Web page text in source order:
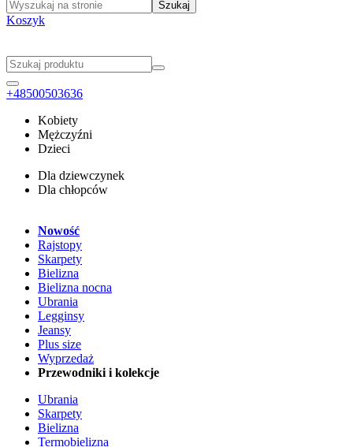
Koszyk
+48500503636
Kobiety
Mężczyźni
Dzieci
Dla dziewczynek
Dla chłopców
Nowość
Rajstopy
Skarpety
Bielizna
Bielizna nocna
Ubrania
Legginsy
Jeansy
Plus size
Wyprzedaż
Przewodniki i kolekcje
Ubrania
Skarpety
Bielizna
Termobielizna